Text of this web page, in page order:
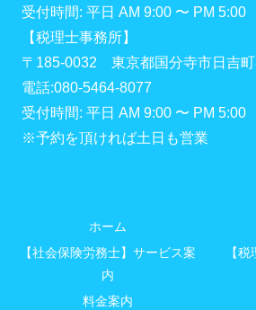
受付時間: 平日 AM 9:00 〜 PM 5:00
【税理士事務所】
〒185-0032 東京都国分寺市日吉
電話:080-5464-8077
受付時間: 平日 AM 9:00 〜 PM 5:00
※予約を頂ければ土日も営業
ホーム
【社会保険労務士】サービス案
内
【
料金案内